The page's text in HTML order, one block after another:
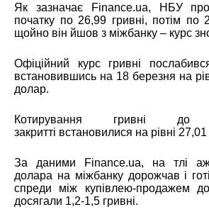
Як зазначає Finance.ua, НБУ
початку по 26,99 гривні, потім по
щойно він йшов з міжбанку – курс
Офіційний курс гривні
встановившись на 18 березня на
долар.
Котирування гривні
закритті встановилися на рівні
За даними Finance.ua, на тлі
долара на міжбанку дорожчав і
спреди між купівлею-продажем
досягали 1,2-1,5 гривні.